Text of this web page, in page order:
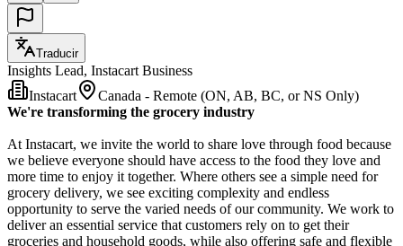
Traducir
Insights Lead, Instacart Business
Instacart
Canada - Remote (ON, AB, BC, or NS Only)
We're transforming the grocery industry
At Instacart, we invite the world to share love through food because
we believe everyone should have access to the food they love and
more time to enjoy it together. Where others see a simple need for
grocery delivery, we see exciting complexity and endless
opportunity to serve the varied needs of our community. We work to
deliver an essential service that customers rely on to get their
groceries and household goods, while also offering safe and flexible